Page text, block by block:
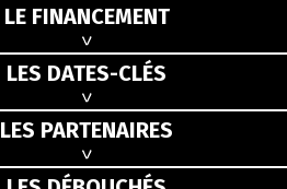
LE FINANCEMENT
LES DATES-CLÉS
LES PARTENAIRES